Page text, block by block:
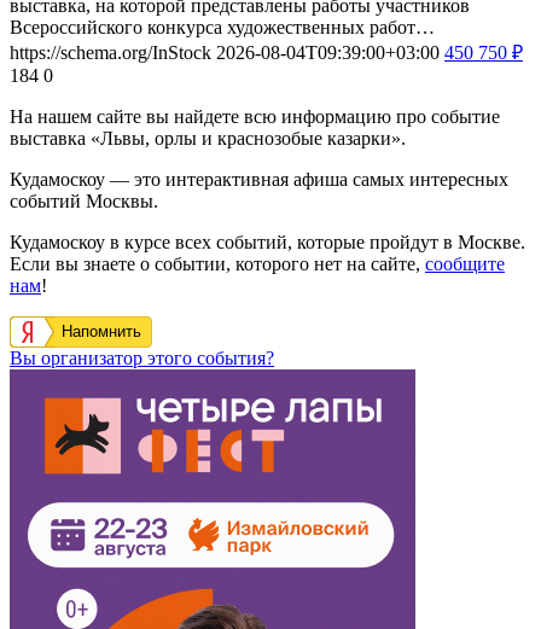
выставка, на которой представлены работы участников
Всероссийского конкурса художественных работ…
https://schema.org/InStock 2026-08-04T09:39:00+03:00 450 750 ₽
184 0
На нашем сайте вы найдете всю информацию про событие
выставка «Львы, орлы и краснозобые казарки».
Кудамоскоу — это интерактивная афиша самых интересных
событий Москвы.
Кудамоскоу в курсе всех событий, которые пройдут в Москве.
Если вы знаете о событии, которого нет на сайте, сообщите
нам!
Напомнить
Вы организатор этого события?